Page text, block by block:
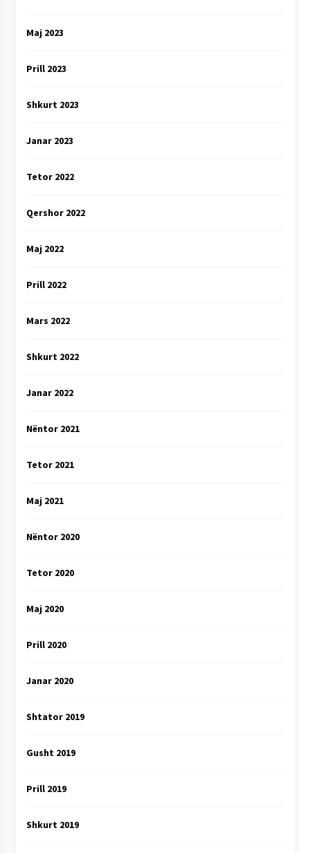
Maj 2023
Prill 2023
Shkurt 2023
Janar 2023
Tetor 2022
Qershor 2022
Maj 2022
Prill 2022
Mars 2022
Shkurt 2022
Janar 2022
Nëntor 2021
Tetor 2021
Maj 2021
Nëntor 2020
Tetor 2020
Maj 2020
Prill 2020
Janar 2020
Shtator 2019
Gusht 2019
Prill 2019
Shkurt 2019